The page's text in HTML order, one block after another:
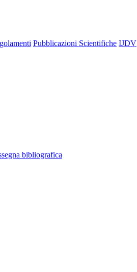
Pubblicazioni Scientifiche IJDV
bibliografica